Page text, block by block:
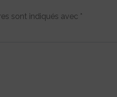
sont indiqués avec *